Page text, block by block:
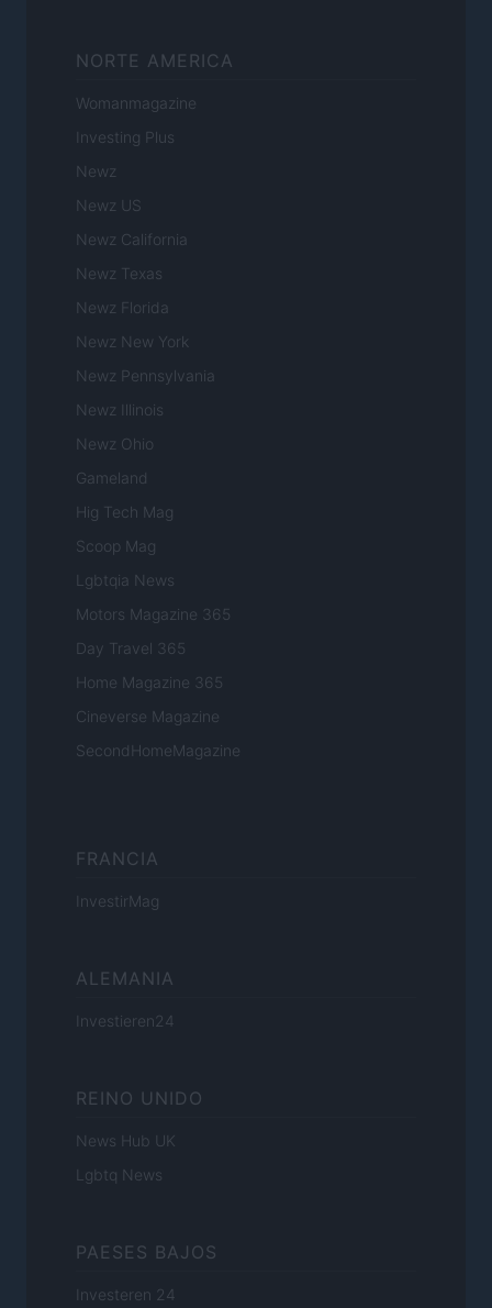
NORTE AMERICA
Womanmagazine
Investing Plus
Newz
Newz US
Newz California
Newz Texas
Newz Florida
Newz New York
Newz Pennsylvania
Newz Illinois
Newz Ohio
Gameland
Hig Tech Mag
Scoop Mag
Lgbtqia News
Motors Magazine 365
Day Travel 365
Home Magazine 365
Cineverse Magazine
SecondHomeMagazine
FRANCIA
InvestirMag
ALEMANIA
Investieren24
REINO UNIDO
News Hub UK
Lgbtq News
PAESES BAJOS
Investeren 24